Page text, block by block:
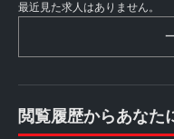
最近見た求人はありません。
閲覧履歴からあなた